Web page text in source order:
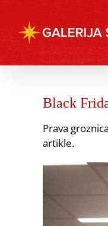
content
Black
Prava
artikle.